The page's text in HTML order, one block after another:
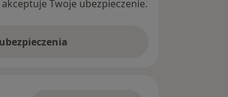
Twoje ubezpieczenie.